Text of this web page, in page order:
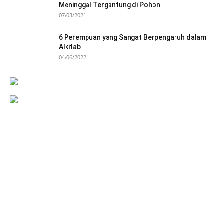
Meninggal Tergantung di Pohon
07/03/2021
6 Perempuan yang Sangat Berpengaruh dalam
Alkitab
04/06/2022